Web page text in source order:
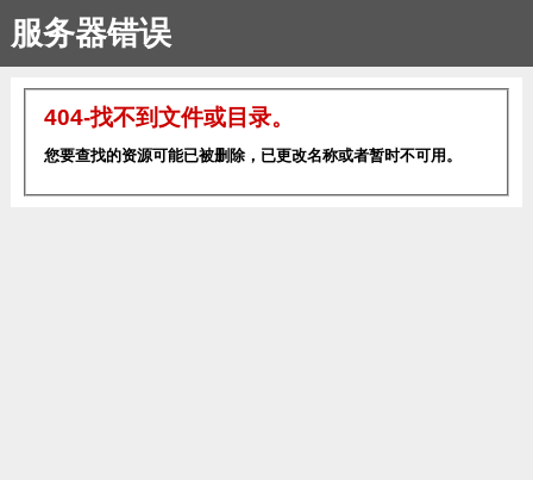
服务器错误
404-找不到文件或目录。
您要查找的资源可能已被删除，已更改名称或者暂时不可用。